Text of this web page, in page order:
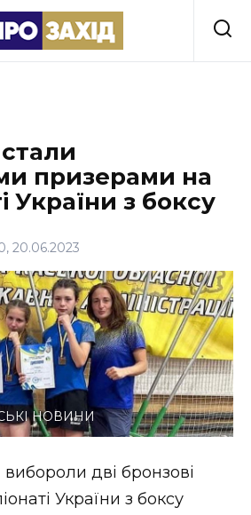
(відеоверсія)
призерами на
України з боксу
20.06.2023
НОВИНИ
дві бронзові
України з боксу